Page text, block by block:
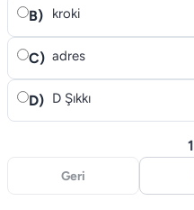
B) kroki
C) adres
D) D Şıkkı
Geri